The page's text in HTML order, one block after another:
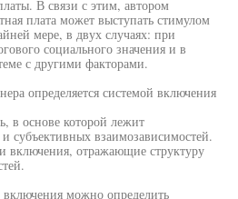
В связи с этим, автором
плата может выступать стимулом
мере, в двух случаях: при
социального значения и в
с другими факторами.
определяется системой включения
в основе которой лежит
субъективных взаимозависимостей.
включения, отражающие структуру
можно определить